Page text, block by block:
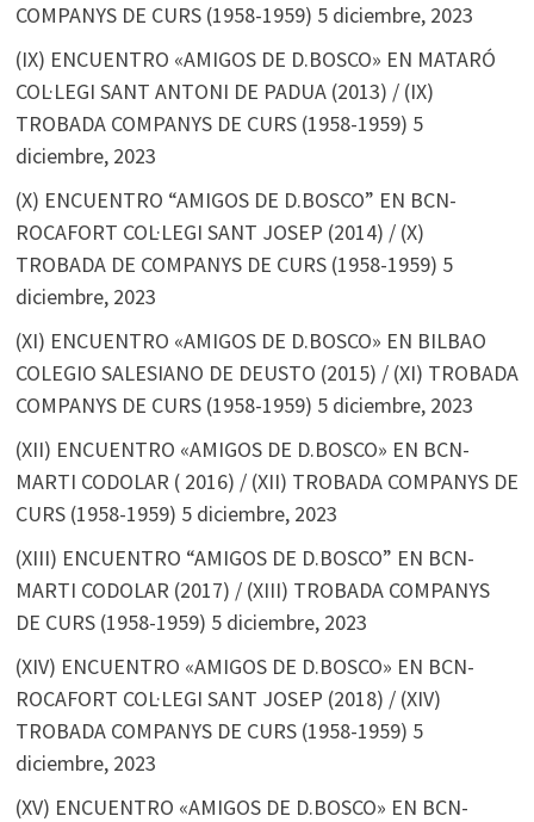
COMPANYS DE CURS (1958-1959) 5 diciembre, 2023
(IX) ENCUENTRO «AMIGOS DE D.BOSCO» EN MATARÓ
COL·LEGI SANT ANTONI DE PADUA (2013) / (IX)
TROBADA COMPANYS DE CURS (1958-1959) 5
diciembre, 2023
(X) ENCUENTRO “AMIGOS DE D.BOSCO” EN BCN-
ROCAFORT COL·LEGI SANT JOSEP (2014) / (X)
TROBADA DE COMPANYS DE CURS (1958-1959) 5
diciembre, 2023
(XI) ENCUENTRO «AMIGOS DE D.BOSCO» EN BILBAO
COLEGIO SALESIANO DE DEUSTO (2015) / (XI) TROBADA
COMPANYS DE CURS (1958-1959) 5 diciembre, 2023
(XII) ENCUENTRO «AMIGOS DE D.BOSCO» EN BCN-
MARTI CODOLAR ( 2016) / (XII) TROBADA COMPANYS DE
CURS (1958-1959) 5 diciembre, 2023
(XIII) ENCUENTRO “AMIGOS DE D.BOSCO” EN BCN-
MARTI CODOLAR (2017) / (XIII) TROBADA COMPANYS
DE CURS (1958-1959) 5 diciembre, 2023
(XIV) ENCUENTRO «AMIGOS DE D.BOSCO» EN BCN-
ROCAFORT COL·LEGI SANT JOSEP (2018) / (XIV)
TROBADA COMPANYS DE CURS (1958-1959) 5
diciembre, 2023
(XV) ENCUENTRO «AMIGOS DE D.BOSCO» EN BCN-